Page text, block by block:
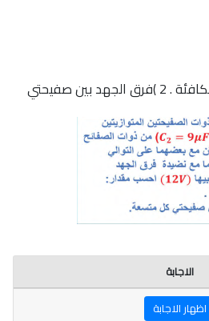
احسب مقدار: 1 )السعة المكافئة . 2 )فرق الجهد بين صفيحتي
الاجابة
اظهار الاجابة